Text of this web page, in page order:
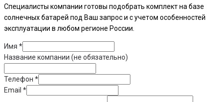
Специалисты компании готовы подобрать комплект на базе
солнечных батарей под Ваш запрос и с учетом особенностей
эксплуатации в любом регионе России.
Имя *
Название компании (не обязательно)
Телефон *
Email *